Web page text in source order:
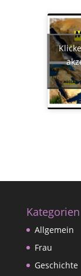
Kategorien
Allgemein
Frau
Geschichte